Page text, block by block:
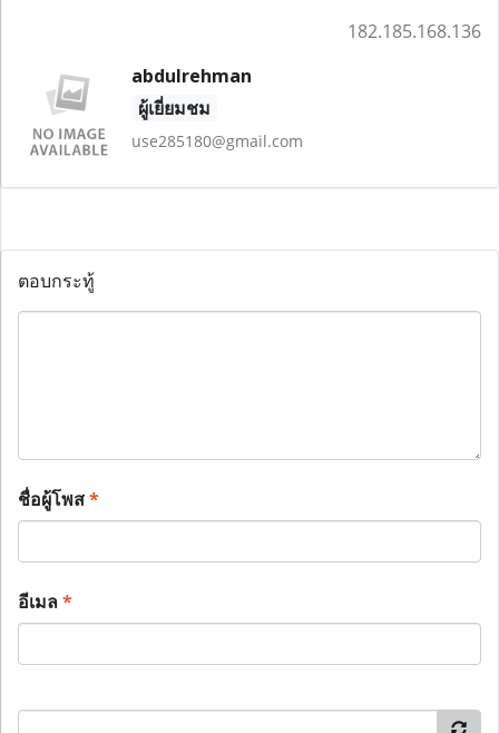
182.185.168.136
abdulrehman
ผู้เยี่ยมชม
use285180@gmail.com
ตอบกระทู้
ชื่อผู้โพส*
อีเมล*